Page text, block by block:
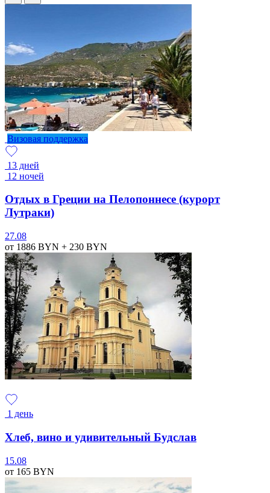
Визовая поддержка
13 дней
12 ночей
Отдых в Греции на Пелопоннесе (курорт
Лутраки)
27.08
от 1886 BYN + 230 BYN
1 день
Хлеб, вино и удивительный Будслав
15.08
от 165 BYN